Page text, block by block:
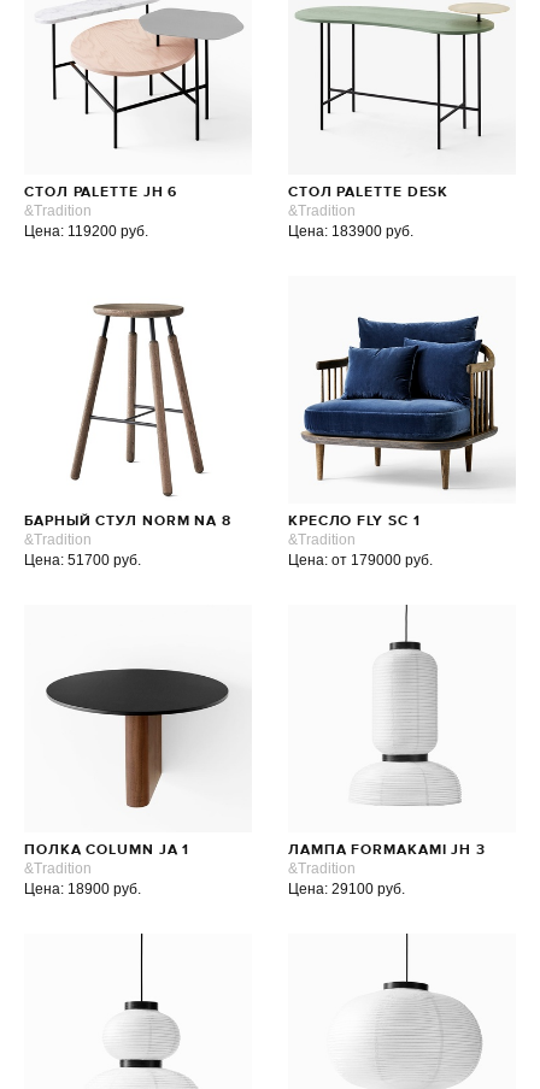
СТОЛ PALETTE JH 6
&Tradition
Цена: 119200 руб.
СТОЛ PALETTE DESK
&Tradition
Цена: 183900 руб.
БАРНЫЙ СТУЛ NORM NA 8
&Tradition
Цена: 51700 руб.
КРЕСЛО FLY SC 1
&Tradition
Цена: от 179000 руб.
ПОЛКА COLUMN JA 1
&Tradition
Цена: 18900 руб.
ЛАМПА FORMAKAMI JH 3
&Tradition
Цена: 29100 руб.